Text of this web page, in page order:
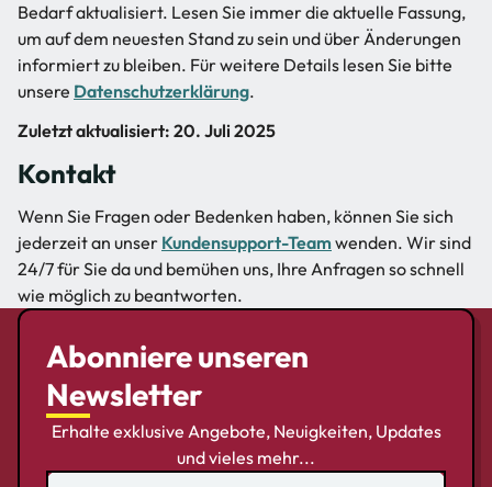
Bedarf aktualisiert. Lesen Sie immer die aktuelle Fassung,
um auf dem neuesten Stand zu sein und über Änderungen
informiert zu bleiben. Für weitere Details lesen Sie bitte
unsere Datenschutzerklärung.
Zuletzt aktualisiert: 20. Juli 2025
Kontakt
Wenn Sie Fragen oder Bedenken haben, können Sie sich
jederzeit an unser Kundensupport-Team wenden. Wir sind
24/7 für Sie da und bemühen uns, Ihre Anfragen so schnell
wie möglich zu beantworten.
Abonniere unseren
Newsletter
Erhalte exklusive Angebote, Neuigkeiten, Updates
und vieles mehr...